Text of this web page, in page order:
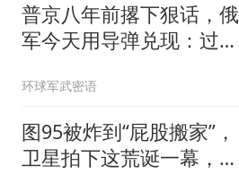
普京八年前撂下狠话，俄
军今天用导弹兑现：过去
请听好了！
环球军武密语
图95被炸到“屁股搬家”，
卫星拍下这荒诞一幕，普